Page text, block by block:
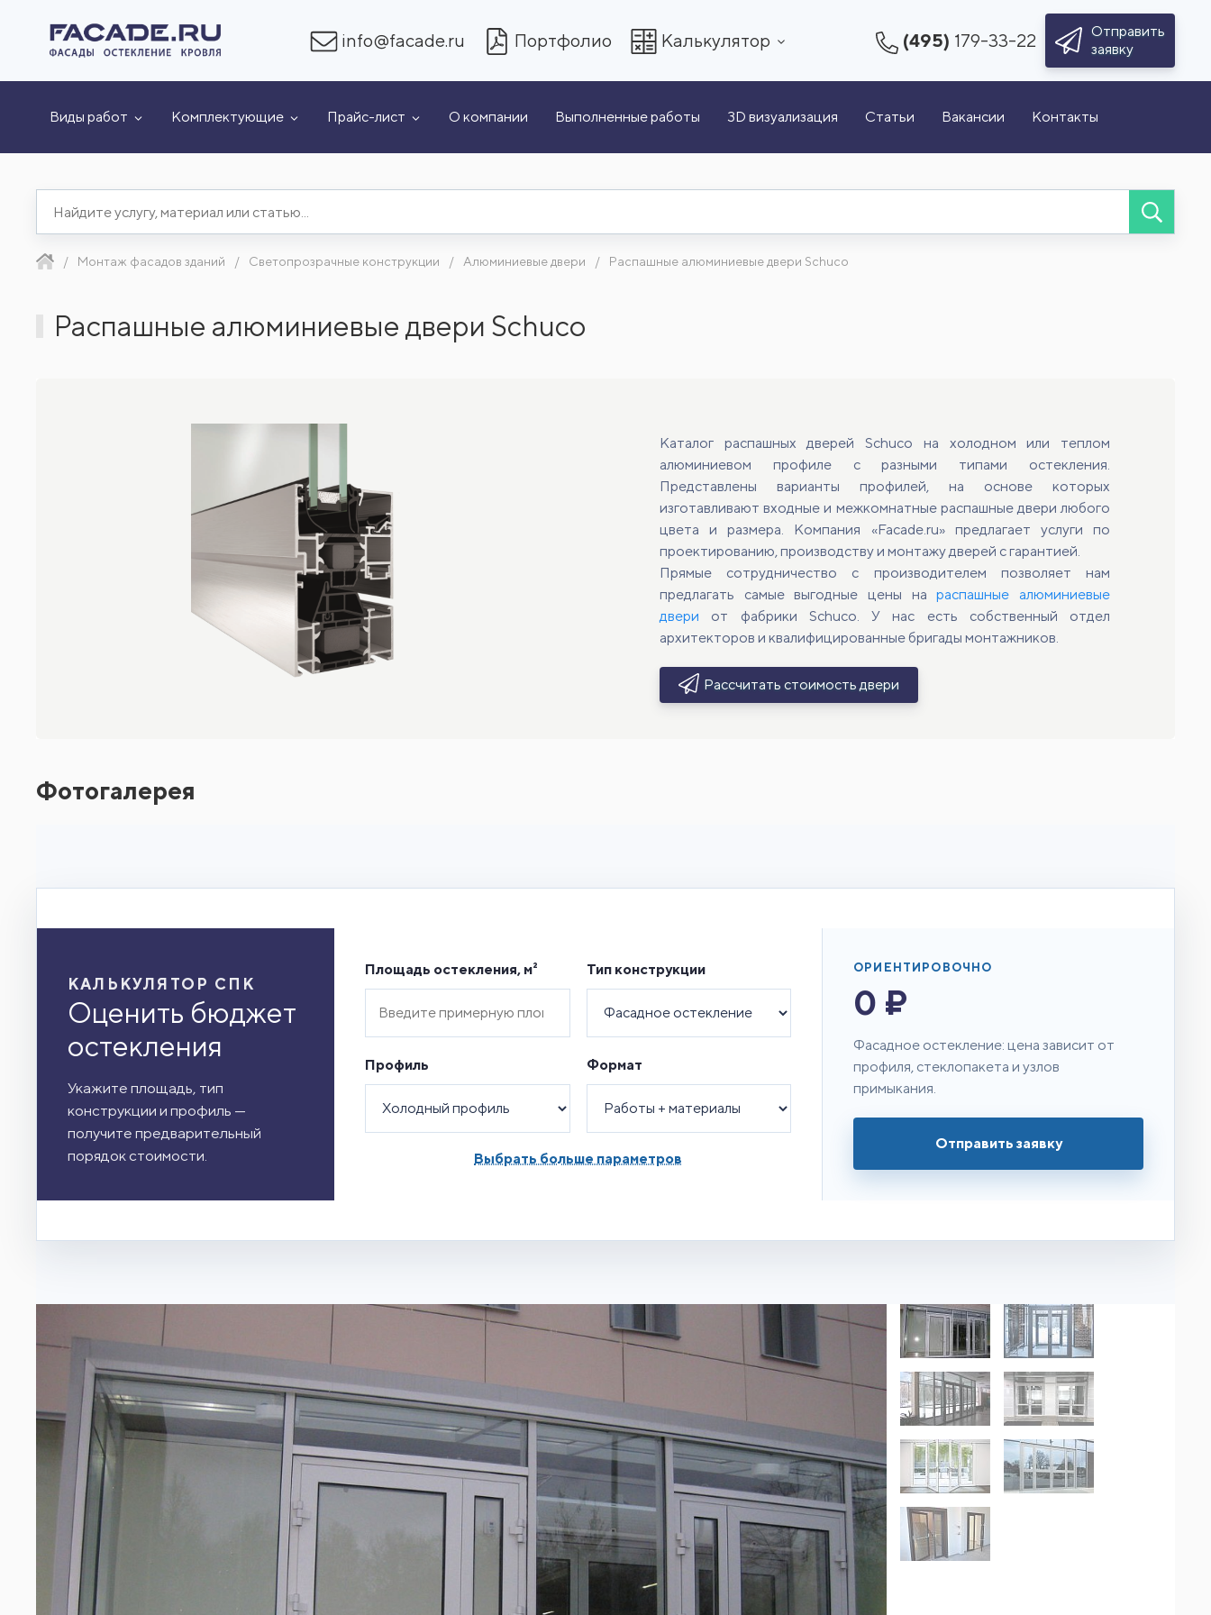
info@facade.ru Портфолио Калькулятор (495) 179-33-22
Отправить
заявку
Виды работ Комплектующие Прайс-лист О компании Выполненные работы 3D визуализация Статьи Вакансии Контакты
Монтаж фасадов зданий Светопрозрачные конструкции Алюминиевые двери Распашные алюминиевые двери Schuco
Распашные алюминиевые двери Schuco
Каталог распашных дверей Schuco на холодном или теплом
алюминиевом профиле с разными типами остекления.
Представлены варианты профилей, на основе которых
изготавливают входные и межкомнатные распашные двери любого
цвета и размера. Компания «Facade.ru» предлагает услуги по
проектированию, производству и монтажу дверей с гарантией.
Прямые сотрудничество с производителем позволяет нам
предлагать самые выгодные цены нараспашные алюминиевые
двери от фабрики Schuco. У нас есть собственный отдел
архитекторов и квалифицированные бригады монтажников.
Рассчитать стоимость двери
Фотогалерея
КАЛЬКУЛЯТОР СПК
Оценить бюджет
остекления
Укажите площадь, тип
конструкции и профиль —
получите предварительный
порядок стоимости.
Площадь остекления, м² Тип конструкции
Профиль Формат
Выбрать больше параметров
ОРИЕНТИРОВОЧНО
0 ₽
Фасадное остекление: цена зависит от
профиля, стеклопакета и узлов
примыкания.
Отправить заявку